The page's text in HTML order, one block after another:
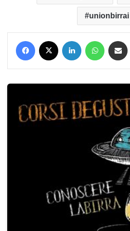
unionbirrai
Facebook LinkedIn WhatsApp